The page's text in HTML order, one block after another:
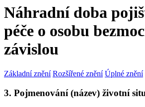
Náhradní doba
péče o osobu
závislou
Základní znění Rozšířené znění Úplné znění
3. Pojmenování (název) životní